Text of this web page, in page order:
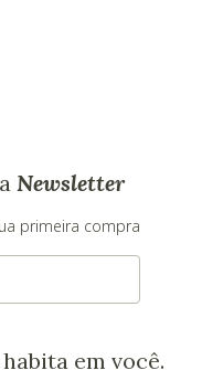
Newsletter
primeira compra
em você.